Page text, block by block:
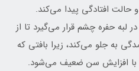
افتادگی پیدا می‌کند.
حفره چشم قرار می‌گیرد تا از
به جلو می‌کند، زیرا بافتی که
با افزایش سن ضعیف می‌شود.